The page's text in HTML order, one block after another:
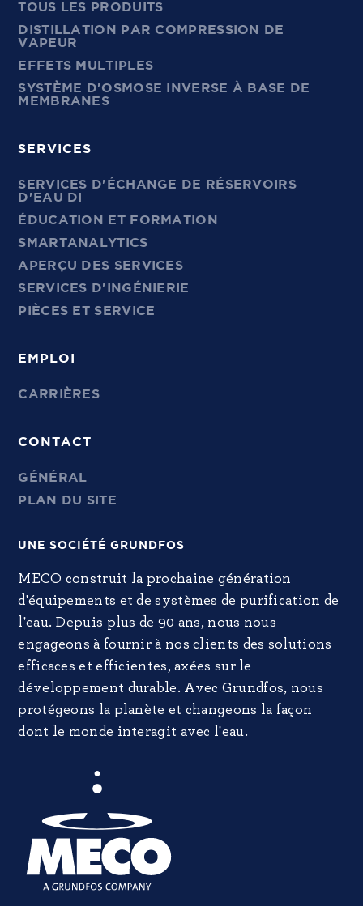
TOUS LES PRODUITS
DISTILLATION PAR COMPRESSION DE
VAPEUR
EFFETS MULTIPLES
SYSTÈME D'OSMOSE INVERSE À BASE DE
MEMBRANES
SERVICES
SERVICES D'ÉCHANGE DE RÉSERVOIRS
D'EAU DI
ÉDUCATION ET FORMATION
SMARTANALYTICS
APERÇU DES SERVICES
SERVICES D'INGÉNIERIE
PIÈCES ET SERVICE
EMPLOI
CARRIÈRES
CONTACT
GÉNÉRAL
PLAN DU SITE
UNE SOCIÉTÉ GRUNDFOS
MECO construit la prochaine génération
d'équipements et de systèmes de purification de
l'eau. Depuis plus de 90 ans, nous nous
engageons à fournir à nos clients des solutions
efficaces et efficientes, axées sur le
développement durable. Avec Grundfos, nous
protégeons la planète et changeons la façon
dont le monde interagit avec l'eau.